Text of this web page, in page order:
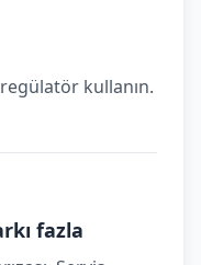
kullanın.
fazla